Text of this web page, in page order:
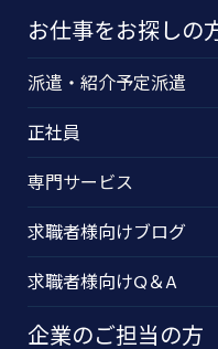
お仕事をお探しの
派遣・紹介予定派遣
正社員
専門サービス
求職者様向けブログ
求職者様向けQ＆A
企業のご担当の方